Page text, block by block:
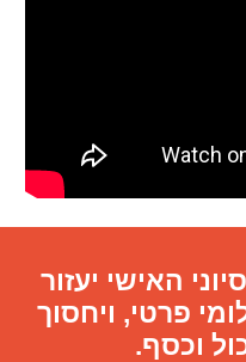
האישי יעזור
פרטי, ויחסוך
וכסף.